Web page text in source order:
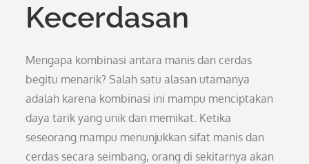
Kecerdasan
Mengapa kombinasi antara manis dan cerdas
begitu menarik? Salah satu alasan utamanya
adalah karena kombinasi ini mampu menciptakan
daya tarik yang unik dan memikat. Ketika
seseorang mampu menunjukkan sifat manis dan
cerdas secara seimbang, orang di sekitarnya akan